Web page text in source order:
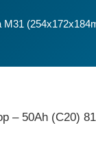
M31
– 50Ah (C20)